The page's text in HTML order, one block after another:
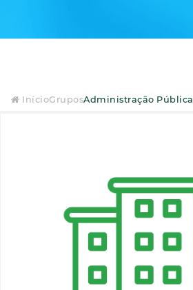
InícioGruposAdministração Pública